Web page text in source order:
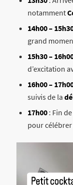
notamment
14h00 –
grand
15h30 –
d’excitation
16h00 –
suivis de la
17h00: Fin de
pour